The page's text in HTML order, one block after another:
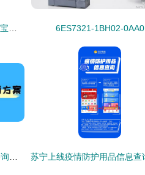
6ES7321-1BH02-0AA0